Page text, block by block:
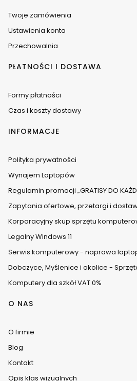
Twoje zamówienia
Ustawienia konta
Przechowalnia
PŁATNOŚCI I DOSTAWA
Formy płatności
Czas i koszty dostawy
INFORMACJE
Polityka prywatności
Wynajem Laptopów
Regulamin promocji „GRATISY DO
Zapytania ofertowe, przetargi i
Korporacyjny skup sprzętu
Legalny Windows 11
Serwis komputerowy - naprawa
Dobczyce, Myślenice i okolice -
Komputery dla szkół VAT 0%
O NAS
O firmie
Blog
Kontakt
Opis klas wizualnych